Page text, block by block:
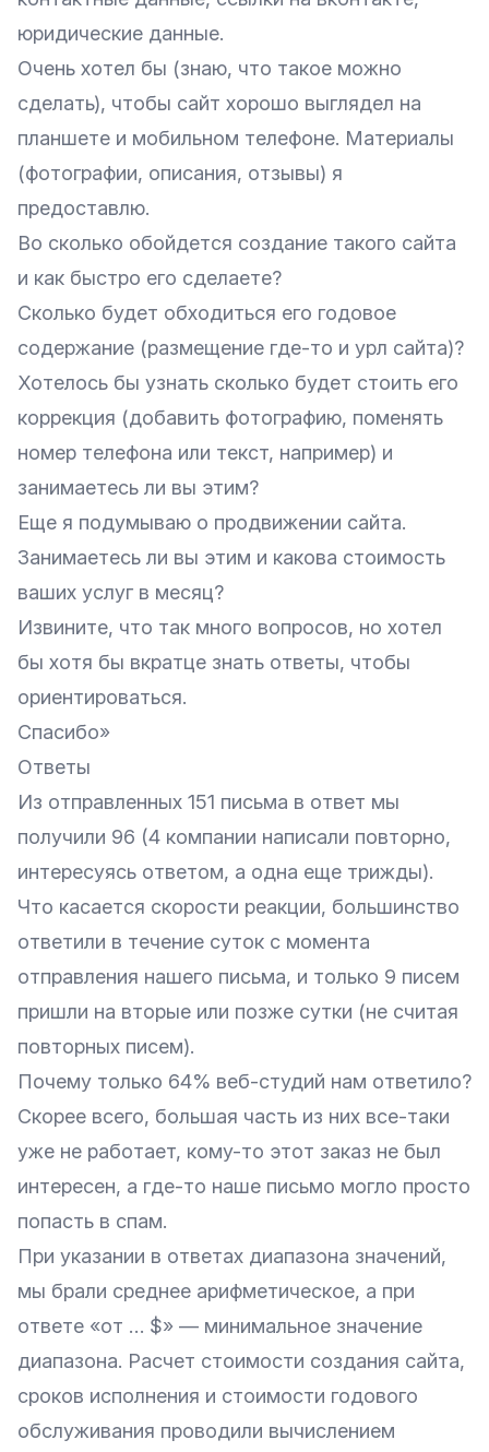
юридические данные.
Очень хотел бы (знаю, что такое можно
сделать), чтобы сайт хорошо выглядел на
планшете и мобильном телефоне. Материалы
(фотографии, описания, отзывы) я
предоставлю.
Во сколько обойдется создание такого сайта
и как быстро его сделаете?
Сколько будет обходиться его годовое
содержание (размещение где-то и урл сайта)?
Хотелось бы узнать сколько будет стоить его
коррекция (добавить фотографию, поменять
номер телефона или текст, например) и
занимаетесь ли вы этим?
Еще я подумываю о продвижении сайта.
Занимаетесь ли вы этим и какова стоимость
ваших услуг в месяц?
Извините, что так много вопросов, но хотел
бы хотя бы вкратце знать ответы, чтобы
ориентироваться.
Спасибо»
Ответы
Из отправленных 151 письма в ответ мы
получили 96 (4 компании написали повторно,
интересуясь ответом, а одна еще трижды).
Что касается скорости реакции, большинство
ответили в течение суток с момента
отправления нашего письма, и только 9 писем
пришли на вторые или позже сутки (не считая
повторных писем).
Почему только 64% веб-студий нам ответило?
Скорее всего, большая часть из них все-таки
уже не работает, кому-то этот заказ не был
интересен, а где-то наше письмо могло просто
попасть в спам.
При указании в ответах диапазона значений,
мы брали среднее арифметическое, а при
ответе «от … $» — минимальное значение
диапазона. Расчет стоимости создания сайта,
сроков исполнения и стоимости годового
обслуживания проводили вычислением